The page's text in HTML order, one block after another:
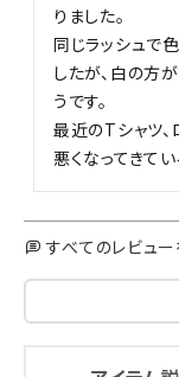
りました。
同じラッシュで
したが、白の方
うです。
最近のTシャツ
悪くなってきて
すべてのレビュー